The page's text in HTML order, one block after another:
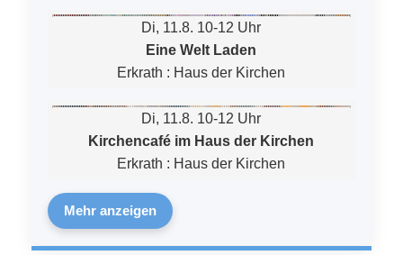
Di, 11.8. 10-12 Uhr
Eine Welt Laden
Erkrath : Haus der Kirchen
Di, 11.8. 10-12 Uhr
Kirchencafé im Haus der Kirchen
Erkrath : Haus der Kirchen
Mehr anzeigen